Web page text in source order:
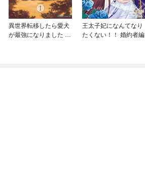
異世界転移したら愛犬
が最強になりました ～
王太子妃になんてなり
たくない！！ 婚約者編